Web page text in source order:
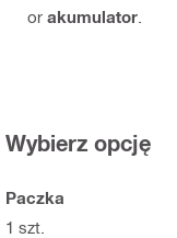
or akumulator
Wybierz opcję
Paczka
1 szt.